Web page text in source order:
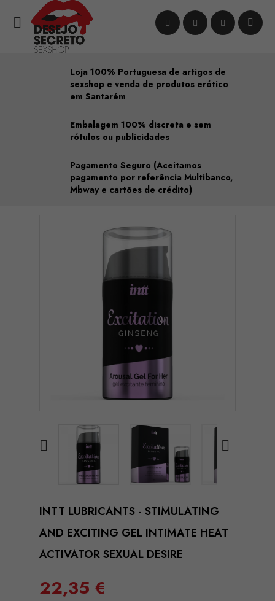

Loja 100% Portuguesa de artigos de
sexshop e venda de produtos erótico
em Santarém
Embalagem 100% discreta e sem
rótulos ou publicidades
Pagamento Seguro (Aceitamos
pagamento por referência Multibanco,
Mbway e cartões de crédito)
 
INTT LUBRICANTS - STIMULATING
AND EXCITING GEL INTIMATE HEAT
ACTIVATOR SEXUAL DESIRE
22,35 €